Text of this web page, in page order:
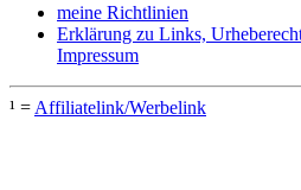
meine Richtlinien
Erklärung zu Links,
Impressum
¹ = Affiliatelink/Werbelink